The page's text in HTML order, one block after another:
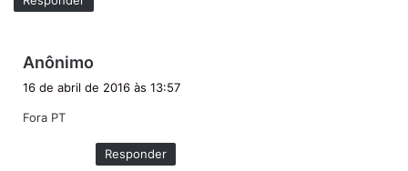
Anônimo
e
:
16 de abril de 2016 às 13:57
Fora PT
Responder